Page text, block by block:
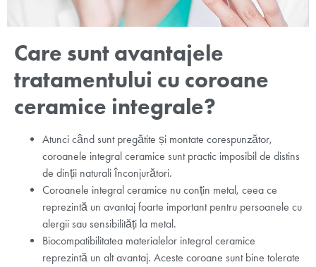
Care sunt avantajele
tratamentului cu coroane
ceramice integrale?
Atunci când sunt pregătite și montate corespunzător,
coroanele integral ceramice sunt practic imposibil de distins
de dinții naturali înconjurători.
Coroanele integral ceramice nu conțin metal, ceea ce
reprezintă un avantaj foarte important pentru persoanele cu
alergii sau sensibilități la metal.
Biocompatibilitatea materialelor integral ceramice
reprezintă un alt avantaj. Aceste coroane sunt bine tolerate